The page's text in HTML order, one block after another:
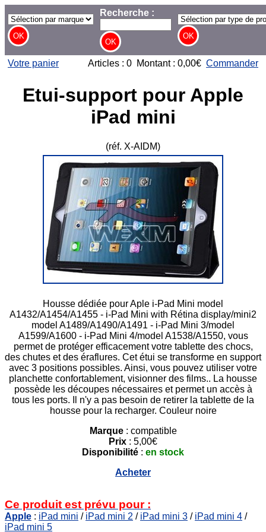
Recherche :
Votre panier Articles : 0 Montant : 0,00€ Commander
Etui-support pour Apple
iPad mini
(réf. X-AIDM)
Housse dédiée pour Aple i-Pad Mini model
A1432/A1454/A1455 - i-Pad Mini with Rétina display/mini2
model A1489/A1490/A1491 - i-Pad Mini 3/model
A1599/A1600 - i-Pad Mini 4/model A1538/A1550, vous
permet de protéger efficacement votre tablette des chocs,
des chutes et des éraflures. Cet étui se transforme en support
avec 3 positions possibles. Ainsi, vous pouvez utiliser votre
planchette confortablement, visionner des films.. La housse
possède les découpes nécessaires et permet un accès à
tous les ports. Il n'y a pas besoin de retirer la tablette de la
housse pour la recharger. Couleur noire
Marque: compatible
Prix : 5,00€
Disponibilité : en stock
Acheter
Ce produit est prévu pour :
Apple : iPad mini / iPad mini 2 / iPad mini 3 / iPad mini 4 /
iPad mini 5